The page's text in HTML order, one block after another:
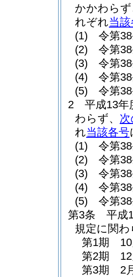
かかわら
れぞれ当
(1)
令第
(2)
令第
(3)
令第
(4)
令第
(5)
令第
2
平成13年
わらず、
れ当該各号
(1)
令第
(2)
令第
(3)
令第
(4)
令第
(5)
令第
第3条
平成
規定に関
第1期 10
第2期 12
第3期 2